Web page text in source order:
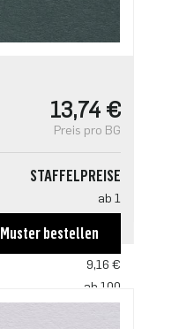
13,74 €
Preis pro BG
STAFFELPREISE
ab 1
ab 50
9,16 €
ab 100
Muster bestellen